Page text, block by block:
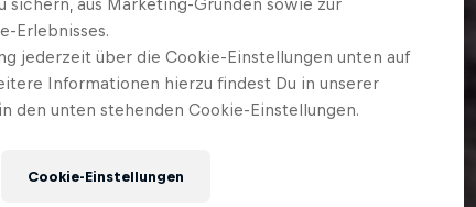
sichern, aus Marketing-Gründen sowie zur
Erlebnisses.
jederzeit über die Cookie-Einstellungen unten auf
Informationen hierzu findest Du in unserer
den unten stehenden Cookie-Einstellungen.
Cookie-Einstellungen